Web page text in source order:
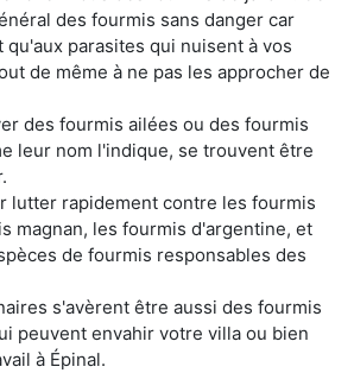
des fourmis sans danger car
parasites qui nuisent à vos
de même à ne pas les approcher de
des fourmis ailées ou des fourmis
leur nom l'indique, se trouvent être
lutter rapidement contre les fourmis
magnan, les fourmis d'argentine, et
de fourmis responsables des
s'avèrent être aussi des fourmis
peuvent envahir votre villa ou bien
à Épinal.